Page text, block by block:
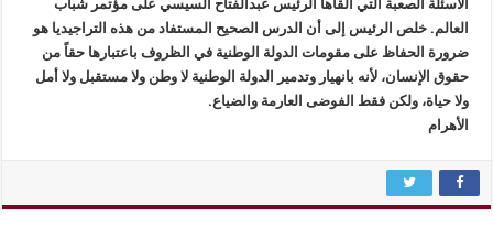
الأسئلة الصعبة التي ألقاها الرئيس عبدالفتاح السيسي على مؤتمر شباب
العالم. خلص الرئيس إلى أن الدرس الصحيح المستفاد من هذه التراجيديا هو
ضرورة الحفاظ على مقومات الدولة الوطنية في الظروف باعتبارها حقاً من
حقوق الإنسان، لأنه بانهيار وتدمير الدولة الوطنية لا وطن ولا مستقبل ولا أمل
ولا حياة، ولكن فقط الفوضى العارمة والضياع.
الأهرام